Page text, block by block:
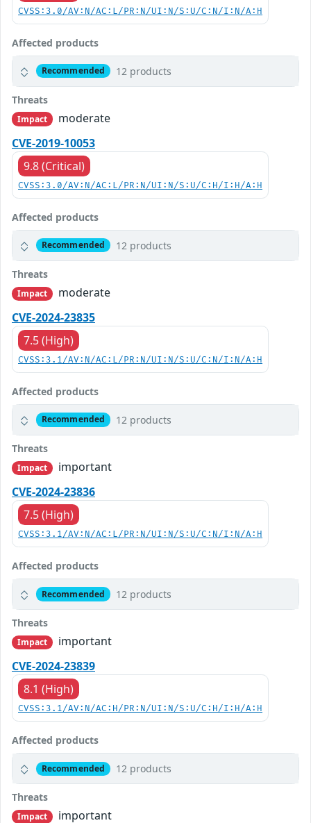
CVSS:3.0/AV:N/AC:L/PR:N/UI:N/S:U/C:N/I:N/A:H
Affected products
Recommended 12 products
Threats
Impact
moderate
CVE-2019-10053
9.8 (Critical)
CVSS:3.0/AV:N/AC:L/PR:N/UI:N/S:U/C:H/I:H/A:H
Affected products
Recommended 12 products
Threats
Impact
moderate
CVE-2024-23835
7.5 (High)
CVSS:3.1/AV:N/AC:L/PR:N/UI:N/S:U/C:N/I:N/A:H
Affected products
Recommended 12 products
Threats
Impact
important
CVE-2024-23836
7.5 (High)
CVSS:3.1/AV:N/AC:L/PR:N/UI:N/S:U/C:N/I:N/A:H
Affected products
Recommended 12 products
Threats
Impact
important
CVE-2024-23839
8.1 (High)
CVSS:3.1/AV:N/AC:H/PR:N/UI:N/S:U/C:H/I:H/A:H
Affected products
Recommended 12 products
Threats
Impact important